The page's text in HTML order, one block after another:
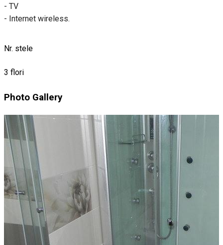
- TV
- Internet wireless.
Nr. stele
3 flori
Photo Gallery